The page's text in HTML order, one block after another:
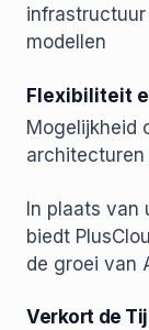
modellen
Flexibiliteit
Mogelijkheid
In plaats
biedt
de groei van
Verkort de